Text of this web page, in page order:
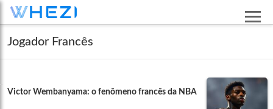
Jogador Francês
Victor Wembanyama: o fenômeno francês da NBA